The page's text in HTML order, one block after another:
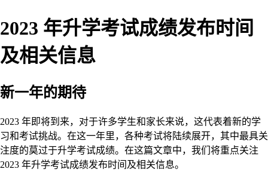
2023 年升学考试成绩发布时间
及相关信息
新一年的期待
2023 年即将到来，对于许多学生和家长来说，这代表着新的学
习和考试挑战。在这一年里，各种考试将陆续展开，其中最具关
注度的莫过于升学考试成绩。在这篇文章中，我们将重点关注
2023 年升学考试成绩发布时间及相关信息。